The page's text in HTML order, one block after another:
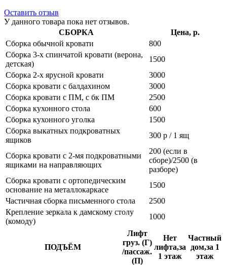
Оставить отзыв
У данного товара пока нет отзывов.
СБОРКА
Цена, р.
Сборка обычной кровати
800
Сборка 3-х спинчатой кровати (верона,
детская)
1500
Сборка 2-х ярусной кровати
3000
Сборка кровати с балдахином
3000
Сборка кровати с ПМ, с бк ПМ
2500
Сборка кухонного стола
600
Сборка кухонного уголка
1500
Сборка выкатных подкроватных
ящиков
300 р / 1 ящ
Сборка кровати с 2-мя подкроватными
ящиками на направляющих
200 (если в
сборе)/2500 (в
разборе)
Сборка кровати с ортопедическим
основание на металлокаркасе
1500
Частичная сборка письменного стола
2500
Крепление зеркала к дамскому столу
(комоду)
1000
ПОДЪЁМ
Лифт
груз. (Г)
/пассаж.
(П)
Нет
лифта,за
1 этаж
Частный
дом,за 1
этаж